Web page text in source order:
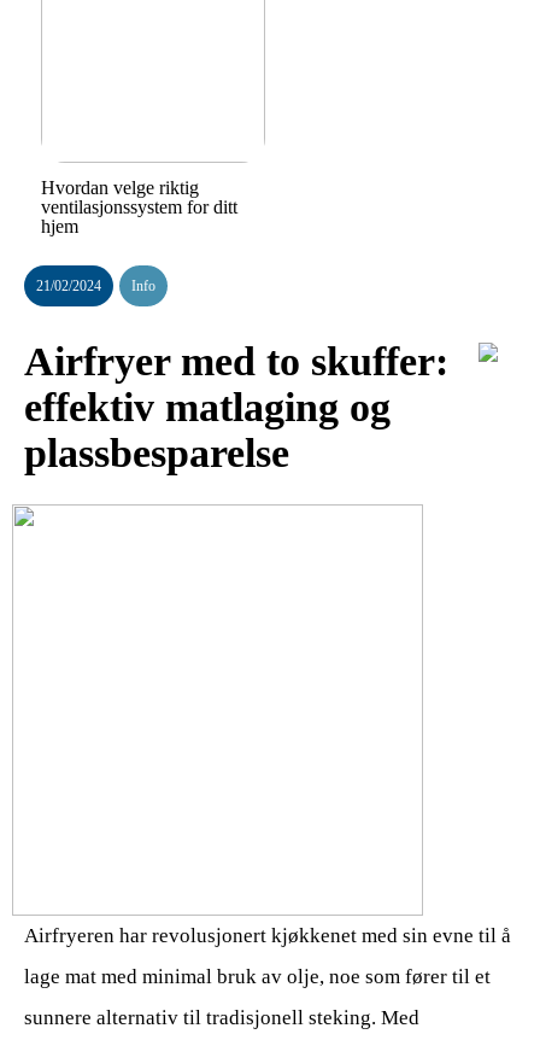
Hvordan velge riktig
ventilasjonssystem for ditt
hjem
21/02/2024 Info
Airfryer med to skuffer:
effektiv matlaging og
plassbesparelse
Airfryeren har revolusjonert kjøkkenet med sin evne til å
lage mat med minimal bruk av olje, noe som fører til et
sunnere alternativ til tradisjonell steking. Med